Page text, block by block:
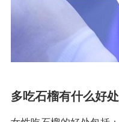
多吃石榴有什么好